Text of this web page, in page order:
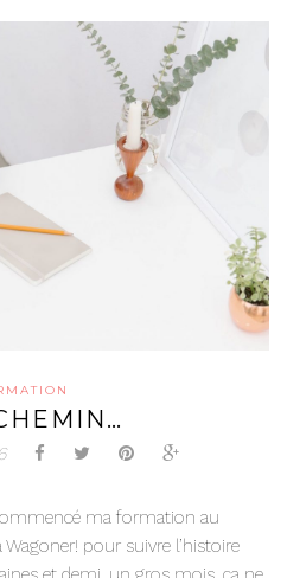
ma formation au
pour suivre l’histoire